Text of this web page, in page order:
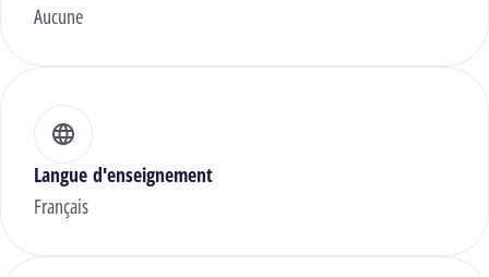
Aucune
Langue d'enseignement
Français